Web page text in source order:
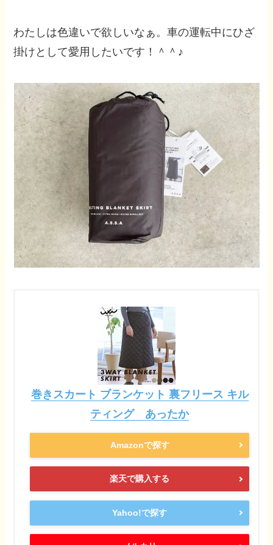
わたしは色違いで欲しいなぁ。車の運転中にひざ
掛けとして愛用したいです！＾＾♪
巻きスカート ブランケット 裏フリース キル
ティング あったか
Amazonで探す
楽天で購入する
Yahoo!で探す